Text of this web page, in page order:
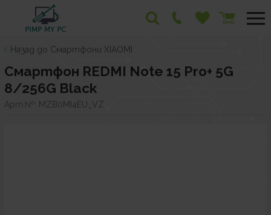
Назад до Смартфони XIAOMI
Смартфон REDMI Note 15 Pro+ 5G
8/256G Black
Арт.№: MZB0MI4EU_VZ